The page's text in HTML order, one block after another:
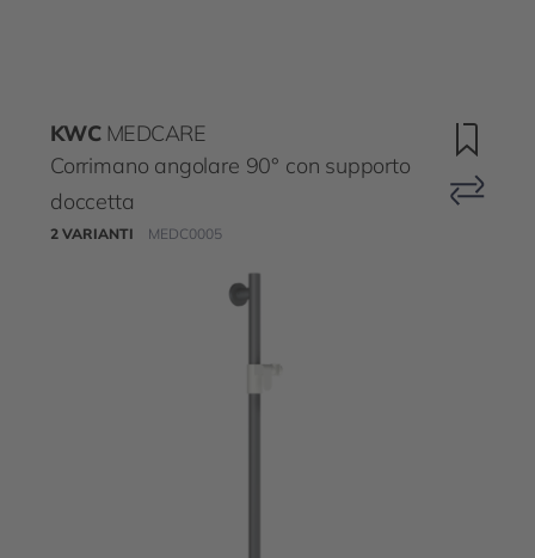
KWC MEDCARE
Corrimano angolare 90° con supporto
doccetta
2 VARIANTI MEDC0005